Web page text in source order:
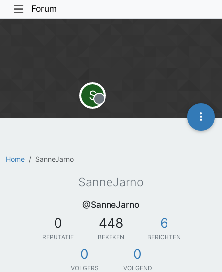
Forum
Home SanneJarno
S
Offline
SanneJarno
@SanneJarno
0
REPUTATIE
448
BEKEKEN
6
BERICHTEN
0
VOLGERS
0
VOLGEND